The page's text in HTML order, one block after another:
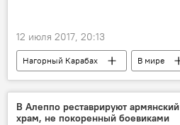
12 июля 2017, 20:13
Нагорный Карабах В мире
евродепутат
Интерпол
В Алеппо реставрируют армянский
храм, не покоренный боевиками